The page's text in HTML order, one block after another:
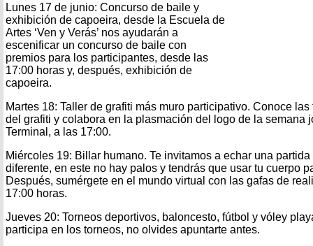
Lunes 17 de junio: Concurso de baile y
exhibición de capoeira, desde la Escuela de
Artes ‘Ven y Verás’ nos ayudarán a
escenificar un concurso de baile con
premios para los participantes, desde las
17:00 horas y, después, exhibición de
capoeira.
Martes 18: Taller de grafiti más muro participativo. Conoce
del grafiti y colabora en la plasmación del logo de la semana
Terminal, a las 17:00.
Miércoles 19: Billar humano. Te invitamos a echar una
diferente, en este no hay palos y tendrás que usar tu cuerpo
Después, sumérgete en el mundo virtual con las gafas de
17:00 horas.
Jueves 20: Torneos deportivos, baloncesto, fútbol y vóley
participa en los torneos, no olvides apuntarte antes.